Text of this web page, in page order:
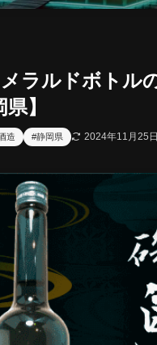
ラルドボトル
】
造 #静岡県 2024年11月25日